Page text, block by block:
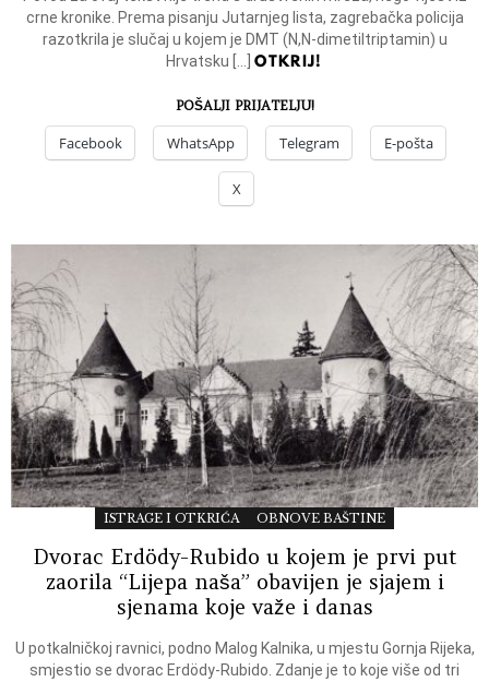
crne kronike. Prema pisanju Jutarnjeg lista, zagrebačka policija
razotkrila je slučaj u kojem je DMT (N,N-dimetiltriptamin) u
Hrvatsku […]OTKRIJ!
POŠALJI PRIJATELJU!
Facebook WhatsApp Telegram E-pošta
X
ISTRAGE I OTKRIĆA OBNOVE BAŠTINE
Dvorac Erdödy-Rubido u kojem je prvi put
zaorila “Lijepa naša” obavijen je sjajem i
sjenama koje važe i danas
U potkalničkoj ravnici, podno Malog Kalnika, u mjestu Gornja Rijeka,
smjestio se dvorac Erdödy-Rubido. Zdanje je to koje više od tri